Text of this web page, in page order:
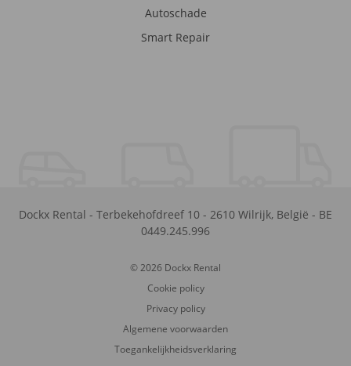
Autoschade
Smart Repair
Dockx Rental - Terbekehofdreef 10 - 2610 Wilrijk, België - BE
0449.245.996
© 2026 Dockx Rental
Cookie policy
Privacy policy
Algemene voorwaarden
Toegankelijkheidsverklaring